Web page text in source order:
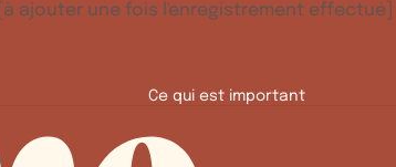
[à ajouter une fois l'enregistrement effectué]
Ce qui est important